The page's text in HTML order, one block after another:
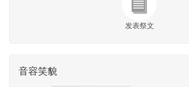
发表祭文
音容笑貌